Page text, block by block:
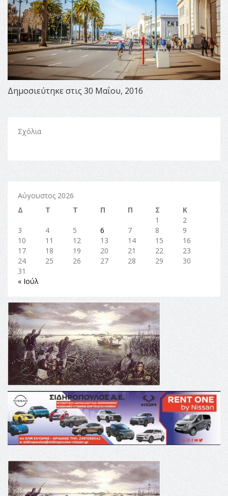
Δημοσιεύτηκε στις 30 Μαΐου, 2016
Σχόλια
Αύγουστος 2026
Δ
Τ Τ Π Π Σ
Κ
1
2
3
4 5 6 7 8
9
10
11 12 13 14 15
16
17
18 19 20 21 22
23
24
25 26 27 28 29
30
31
« Ιούλ